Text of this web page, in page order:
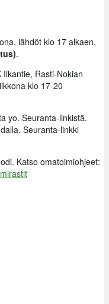
lähdöt klo 17 alkaen,
.
Rasti-Nokian
klo 17-20
yo. Seuranta-linkistä.
Seuranta-linkki
Katso omatoimiohjeet: